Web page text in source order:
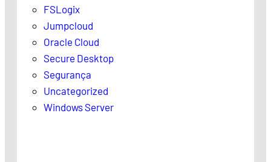
FSLogix
Jumpcloud
Oracle Cloud
Secure Desktop
Segurança
Uncategorized
Windows Server